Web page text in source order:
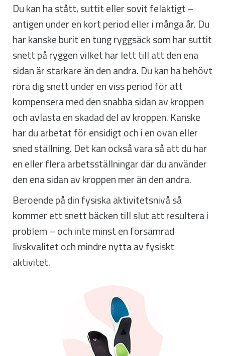
Du kan ha stått, suttit eller sovit felaktigt –
antigen under en kort period eller i många år. Du
har kanske burit en tung ryggsäck som har suttit
snett på ryggen vilket har lett till att den ena
sidan är starkare än den andra. Du kan ha behövt
röra dig snett under en viss period för att
kompensera med den snabba sidan av kroppen
och avlasta en skadad del av kroppen. Kanske
har du arbetat för ensidigt och i en ovan eller
sned ställning. Det kan också vara så att du har
en eller flera arbetsställningar där du använder
den ena sidan av kroppen mer än den andra.
Beroende på din fysiska aktivitetsnivå så
kommer ett snett bäcken till slut att resultera i
problem – och inte minst en försämrad
livskvalitet och mindre nytta av fysiskt
aktivitet.